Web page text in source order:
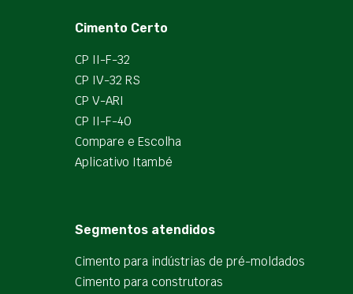
Cimento Certo
CP II-F-32
CP IV-32 RS
CP V-ARI
CP II-F-40
Compare e Escolha
Aplicativo Itambé
Segmentos atendidos
Cimento para indústrias de pré-moldados
Cimento para construtoras